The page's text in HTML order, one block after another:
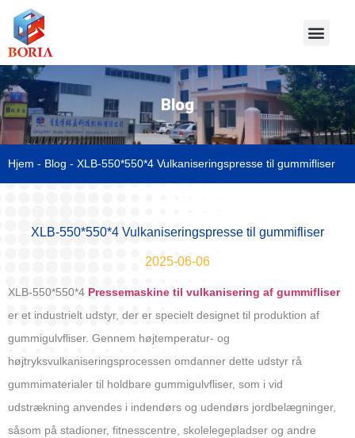
Blog
Hjem - Blog - XLB-550*550*4 Vulkaniseringspresse til gummifliser
XLB-550*550*4 Vulkaniseringspresse til gummifliser
2025-06-06
XLB-550*550*4 Pressemaskine til vulkanisering af gummifliser
er et industrielt udstyr, der er specielt designet til produktion af
gummigulvfliser. Gennem højtemperatur- og
højtryksvulkaniseringsprocessen omdanner dette udstyr rå
gummimaterialer til holdbare gummigulvfliser, som i vid
udstrækning anvendes i indendørs og udendørs jordbelægninger,
såsom på stadioner, fitnesscentre, skolelegepladser og andre